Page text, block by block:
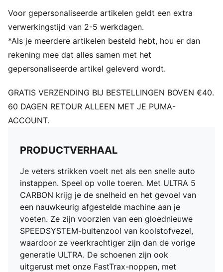
en remmen
STABILITEIT: PWRTAPE SQD-ondersteuningsframe
stabiliseert de voet in de schoen zonder de
wendbaarheid of bewegingsvrijheid te belemmeren
Het bovenwerk van deze schoen is gemaakt van
minstens 30% gerecycled materiaal
Lichtgewicht mesh bovenwerk
Uitneembare, ultralichte inlegzool
OrthoLite®-hieldemping voor een veilige afsluiting
voor verbeterde balcontrole, ongeacht de
SPEEDSYSTEM carbon buitenzool
Normale tot smalle pasvorm
Gebreide instapconstructie
FG: Geschikt voor gebruik op harde ondergronden
Voor gepersonaliseerde artikelen geldt een extra
verwerkingstijd van 2-5 werkdagen.
*Als je meerdere artikelen besteld hebt, hou er dan
rekening mee dat alles samen met het
gepersonaliseerde artikel geleverd wordt.
GRATIS VERZENDING BIJ BESTELLINGEN BOVEN €40.
60 DAGEN RETOUR ALLEEN MET JE PUMA-
ACCOUNT.
PRODUCTVERHAAL
Je veters strikken voelt net als een snelle auto
instappen. Speel op volle toeren. Met ULTRA 5
CARBON krijg je de snelheid en het gevoel van
een nauwkeurig afgestelde machine aan je
voeten. Ze zijn voorzien van een gloednieuwe
SPEEDSYSTEM-buitenzool van koolstofvezel,
waardoor ze veerkrachtiger zijn dan de vorige
generatie ULTRA. De schoenen zijn ook
uitgerust met onze FastTrax-noppen, met